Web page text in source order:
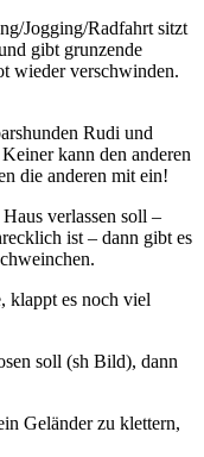
Jogging/Radfahrt sitzt
gibt grunzende
wieder verschwinden.
Rudi und
kann den anderen
die anderen mit ein!
verlassen soll –
ist – dann gibt es
klappt es noch viel
soll (sh Bild), dann
Geländer zu klettern,